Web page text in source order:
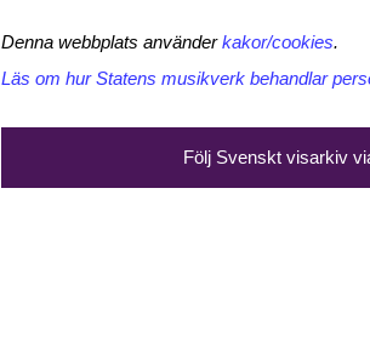
Denna webbplats använderkakor/cookies.
Läs om hur Statens musikverk behandlar
Följ Svenskt visarkiv